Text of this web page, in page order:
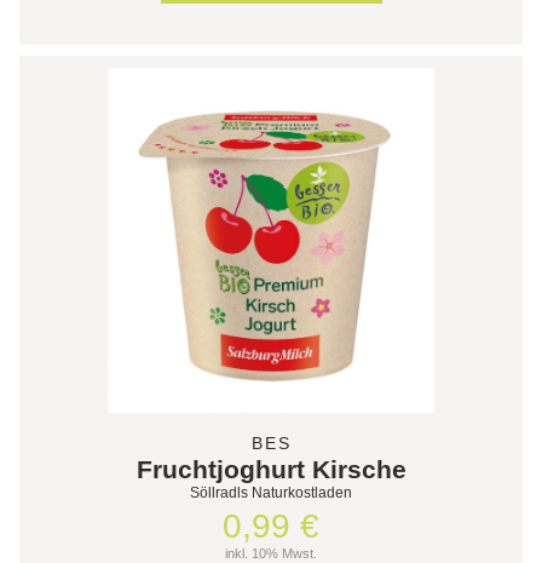
BES
Fruchtjoghurt Kirsche
Söllradls Naturkostladen
0,99 €
inkl. 10% Mwst.